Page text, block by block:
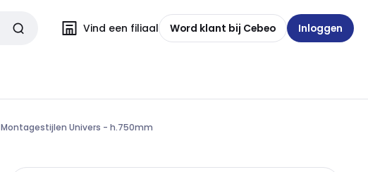
Vind een filiaal Word klant bij Cebeo Inloggen
Montagestijlen Univers - h.750mm